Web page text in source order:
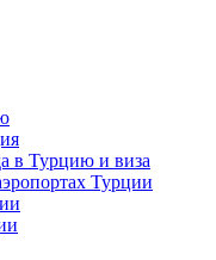
в Турцию и виза
Турции